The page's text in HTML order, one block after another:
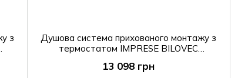
з
Душова система прихованого монтажу з
термостатом IMPRESE BILOVEC
13 098 грн